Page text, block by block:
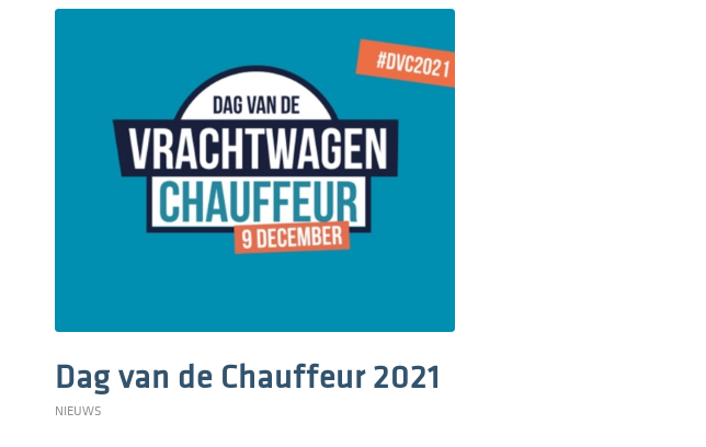
Dag van de Chauffeur 2021
NIEUWS